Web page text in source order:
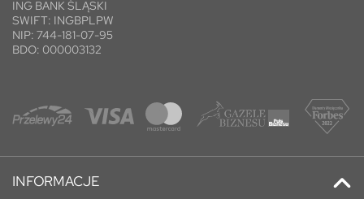
ING BANK ŚLĄSKI
SWIFT: INGBPLPW
NIP: 744-181-07-95
BDO: 000003132
INFORMACJE